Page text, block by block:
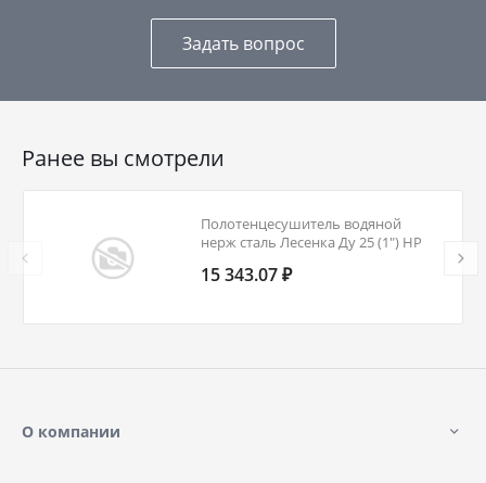
Задать вопрос
Ранее вы смотрели
Полотенцесушитель водяной
нерж сталь Лесенка Ду 25 (1") НР
подключение в/к соединитель
15 343.07 ₽
О компании